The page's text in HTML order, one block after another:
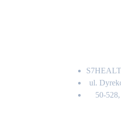
ul.
50-